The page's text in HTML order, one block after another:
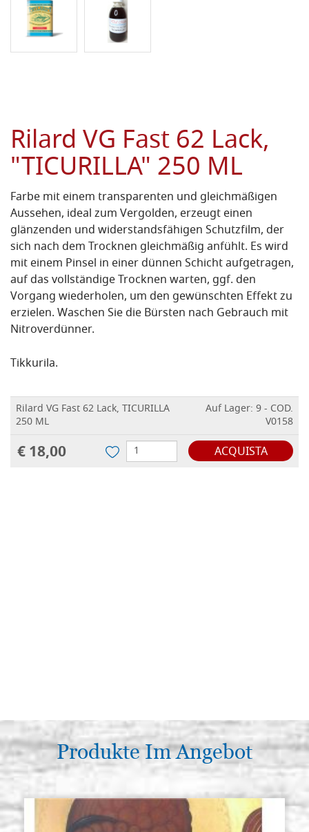
Rilard VG Fast 62 Lack,
"TICURILLA" 250 ML
Farbe mit einem transparenten und gleichmäßigen
Aussehen, ideal zum Vergolden, erzeugt einen
glänzenden und widerstandsfähigen Schutzfilm, der
sich nach dem Trocknen gleichmäßig anfühlt. Es wird
mit einem Pinsel in einer dünnen Schicht aufgetragen,
auf das vollständige Trocknen warten, ggf. den
Vorgang wiederholen, um den gewünschten Effekt zu
erzielen.Waschen Sie die Bürsten nach Gebrauch mit
Nitroverdünner.
Tikkurila.
Rilard VG Fast 62 Lack, TICURILLA
250 ML
Auf Lager: 9 - COD.
V0158
€ 18,00 ACQUISTA
Produkte Im Angebot